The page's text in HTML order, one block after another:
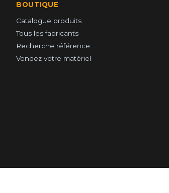
BOUTIQUE
Catalogue produits
Tous les fabricants
Recherche référence
Vendez votre matériel